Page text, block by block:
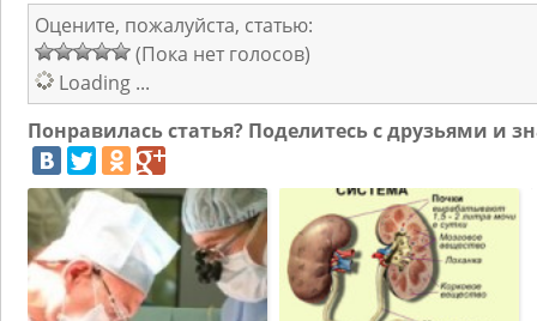
Оцените, пожалуйста, статью:
(Пока нет голосов)
Loading ...
Понравилась статья? Поделитесь с друзьями и